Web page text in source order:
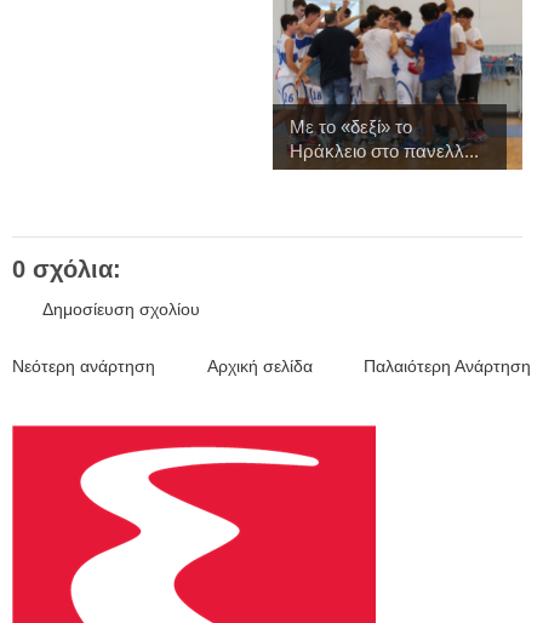
Με το «δεξί» το
Ηράκλειο στο πανελλ...
0 σχόλια:
Δημοσίευση σχολίου
Νεότερη ανάρτηση Παλαιότερη Ανάρτηση
Αρχική σελίδα